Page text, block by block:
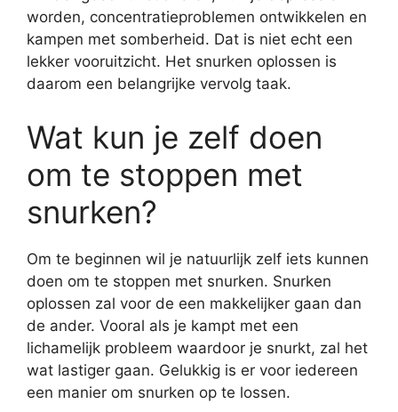
worden, concentratieproblemen ontwikkelen en
kampen met somberheid. Dat is niet echt een
lekker vooruitzicht. Het snurken oplossen is
daarom een belangrijke vervolg taak.
Wat kun je zelf doen
om te stoppen met
snurken?
Om te beginnen wil je natuurlijk zelf iets kunnen
doen om te stoppen met snurken. Snurken
oplossen zal voor de een makkelijker gaan dan
de ander. Vooral als je kampt met een
lichamelijk probleem waardoor je snurkt, zal het
wat lastiger gaan. Gelukkig is er voor iedereen
een manier om snurken op te lossen.